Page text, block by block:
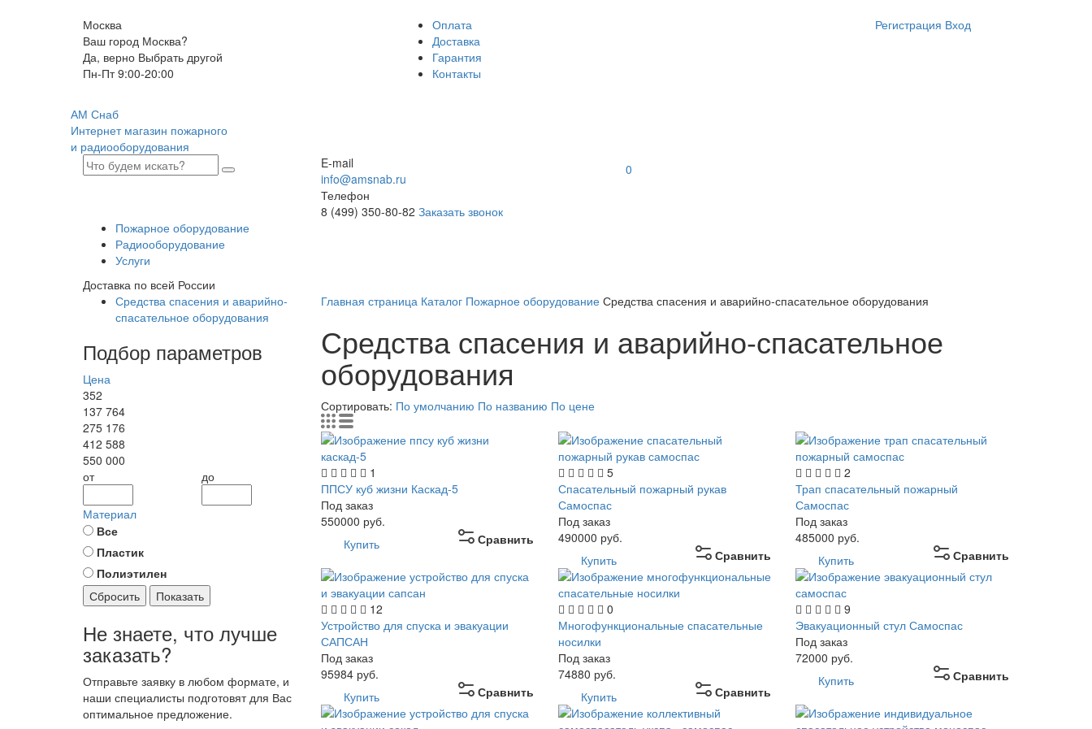
Москва
Ваш город Москва?
Да, верно Выбрать другой
Пн-Пт 9:00-20:00
Оплата
Доставка
Гарантия
Контакты
Регистрация Вход
АМ Снаб
Интернет магазин пожарного
и радиооборудования
E-mail
info@amsnab.ru
Телефон
8 (499) 350-80-82 Заказать звонок
0
Пожарное оборудование
Радиооборудование
Услуги
Доставка по всей России
Средства спасения и аварийно-
спасательное оборудования
Подбор параметров
Цена
352
137 764
275 176
412 588
550 000
от
до
Материал
Все
Пластик
Полиэтилен
Сбросить
Показать
Не знаете, что лучше
заказать?
Отправьте заявку в любом формате, и
наши специалисты подготовят для Вас
оптимальное предложение.
Главная страница Каталог Пожарное оборудование Средства спасения и аварийно-спасательное оборудования
Средства спасения и аварийно-спасательное
оборудования
Сортировать: По умолчанию По названию По цене
1
ППСУ куб жизни Каскад-5
Под заказ
550000 руб.
Сравнить
Купить
5
Спасательный пожарный рукав
Самоспас
Под заказ
490000 руб.
Сравнить
Купить
2
Трап спасательный пожарный
Самоспас
Под заказ
485000 руб.
Сравнить
Купить
12
Устройство для спуска и эвакуации
САПСАН
Под заказ
95984 руб.
Сравнить
Купить
0
Многофункциональные спасательные
носилки
Под заказ
74880 руб.
Сравнить
Купить
9
Эвакуационный стул Самоспас
Под заказ
72000 руб.
Сравнить
Купить